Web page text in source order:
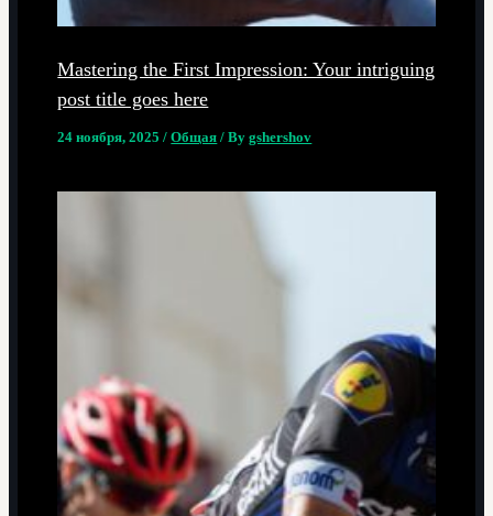
Mastering the First Impression: Your intriguing
post title goes here
24 ноября, 2025/Общая / Bygshershov